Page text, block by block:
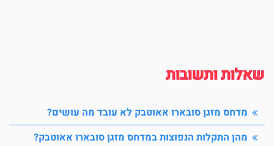
ותשובות
מדחס מזגן סובארו אאוטבק לא עובד מה עושים?
מהן התקלות הנפוצות במדחס מזגן סובארו אאוטבק?